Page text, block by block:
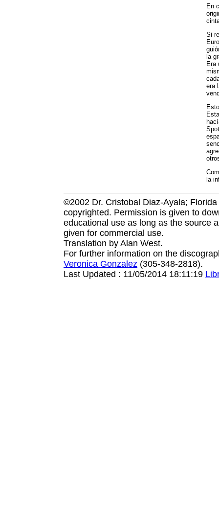
En
Si
la
Era
era
la
©2002 Dr. Cristobal Diaz-Ayala;
copyrighted. Permission is given to
educational use as long as the source
given for commercial use.
Translation by Alan West.
For further information on the
Veronica Gonzalez (305-348-2818).
Last Updated : 11/05/2014 18:11:19